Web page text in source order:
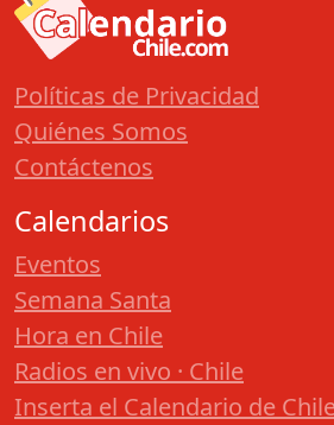
Políticas de Privacidad
Quiénes Somos
Contáctenos
Calendarios
Eventos
Semana Santa
Hora en Chile
Radios en vivo · Chile
Inserta el Calendario de